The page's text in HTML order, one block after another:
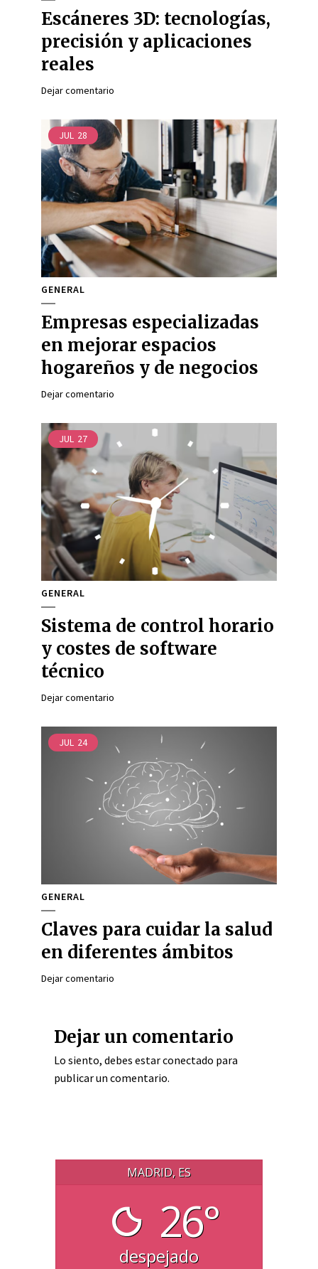
Escáneres 3D: tecnologías,
precisión y aplicaciones
reales
Dejar comentario
JUL 28
GENERAL
Empresas especializadas
en mejorar espacios
hogareños y de negocios
Dejar comentario
JUL 27
GENERAL
Sistema de control horario
y costes de software
técnico
Dejar comentario
JUL 24
GENERAL
Claves para cuidar la salud
en diferentes ámbitos
Dejar comentario
Dejar un comentario
Lo siento, debes estarconectado para
publicar un comentario.
MADRID, ES
26°
despejado